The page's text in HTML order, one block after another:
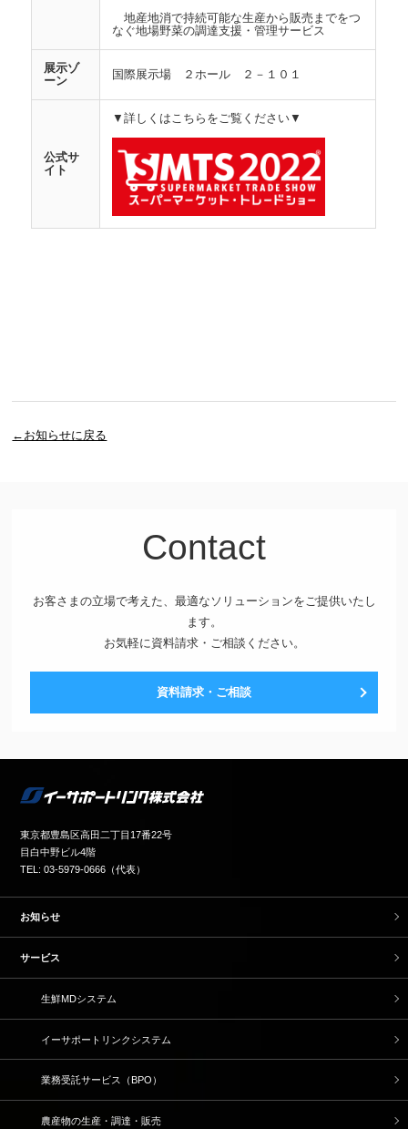
地産地消で持続可能な生産から販売までをつ
なぐ地場野菜の調達支援・管理サービス
展示ゾ
ーン
国際展示場 ２ホール ２－１０１
公式サ
イト
▼詳しくはこちらをご覧ください▼
←お知らせに戻る
Contact
お客さまの立場で考えた、最適なソリューションをご提供いたし
ます。
お気軽に資料請求・ご相談ください。
資料請求・ご相談
東京都豊島区高田二丁目17番22号
目白中野ビル4階
TEL: 03-5979-0666（代表）
お知らせ
サービス
生鮮MDシステム
イーサポートリンクシステム
業務受託サービス（BPO）
農産物の生産・調達・販売